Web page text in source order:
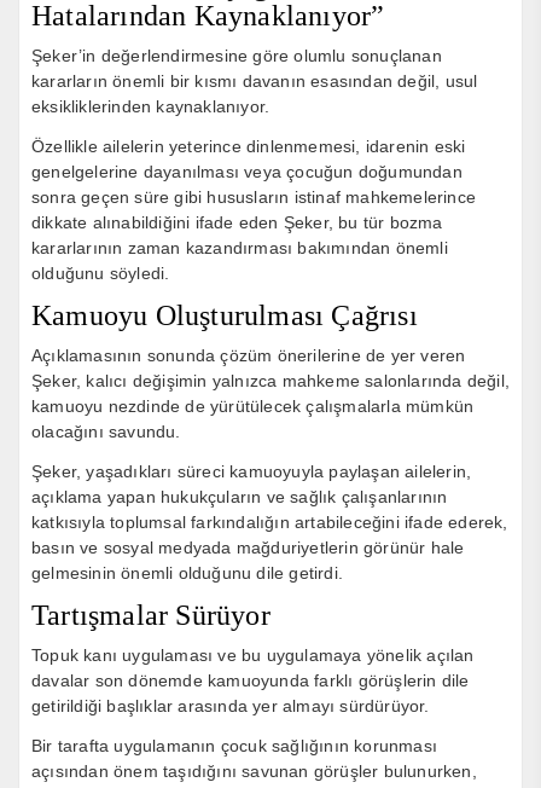
Hatalarından Kaynaklanıyor”
Şeker’in değerlendirmesine göre olumlu sonuçlanan
kararların önemli bir kısmı davanın esasından değil, usul
eksikliklerinden kaynaklanıyor.
Özellikle ailelerin yeterince dinlenmemesi, idarenin eski
genelgelerine dayanılması veya çocuğun doğumundan
sonra geçen süre gibi hususların istinaf mahkemelerince
dikkate alınabildiğini ifade eden Şeker, bu tür bozma
kararlarının zaman kazandırması bakımından önemli
olduğunu söyledi.
Kamuoyu Oluşturulması Çağrısı
Açıklamasının sonunda çözüm önerilerine de yer veren
Şeker, kalıcı değişimin yalnızca mahkeme salonlarında değil,
kamuoyu nezdinde de yürütülecek çalışmalarla mümkün
olacağını savundu.
Şeker, yaşadıkları süreci kamuoyuyla paylaşan ailelerin,
açıklama yapan hukukçuların ve sağlık çalışanlarının
katkısıyla toplumsal farkındalığın artabileceğini ifade ederek,
basın ve sosyal medyada mağduriyetlerin görünür hale
gelmesinin önemli olduğunu dile getirdi.
Tartışmalar Sürüyor
Topuk kanı uygulaması ve bu uygulamaya yönelik açılan
davalar son dönemde kamuoyunda farklı görüşlerin dile
getirildiği başlıklar arasında yer almayı sürdürüyor.
Bir tarafta uygulamanın çocuk sağlığının korunması
açısından önem taşıdığını savunan görüşler bulunurken,